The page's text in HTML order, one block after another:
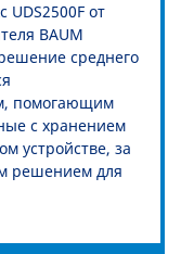
UDS2500F от
BAUM
среднего
помогающим
с хранением
устройстве, за
решением для